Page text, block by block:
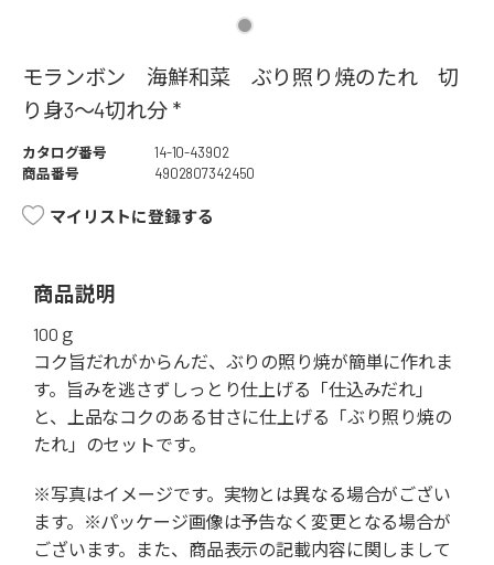
モランボン 海鮮和菜 ぶり照り焼のたれ 切
り身3～4切れ分 *
カタログ番号
14-10-43902
商品番号
4902807342450
マイリストに登録する
商品説明
100ｇ
コク旨だれがからんだ、ぶりの照り焼が簡単に作れま
す。旨みを逃さずしっとり仕上げる「仕込みだれ」
と、上品なコクのある甘さに仕上げる「ぶり照り焼の
たれ」のセットです。
※写真はイメージです。実物とは異なる場合がござい
ます。※パッケージ画像は予告なく変更となる場合が
ございます。また、商品表示の記載内容に関しまして